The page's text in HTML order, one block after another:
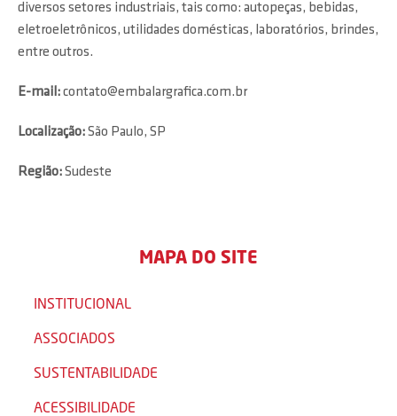
diversos setores industriais, tais como: autopeças, bebidas,
eletroeletrônicos, utilidades domésticas, laboratórios, brindes,
entre outros.
E-mail:contato@embalargrafica.com.br
Localização:São Paulo, SP
Região:Sudeste
MAPA DO SITE
INSTITUCIONAL
ASSOCIADOS
SUSTENTABILIDADE
ACESSIBILIDADE